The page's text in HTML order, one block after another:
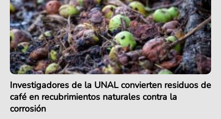
Investigadores de la UNAL convierten residuos de
café en recubrimientos naturales contra la
corrosión